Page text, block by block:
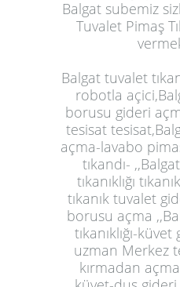
Balgat subemiz
Tuvalet Pimaş
Balgat tuvalet
robotla
borusu gideri
tesisat
açma-lavabo
tıkandı-
tıkanıklığı
tıkanık tuvalet
borusu açma
tıkanıklığı-küvet
uzman Merkez
kırmadan